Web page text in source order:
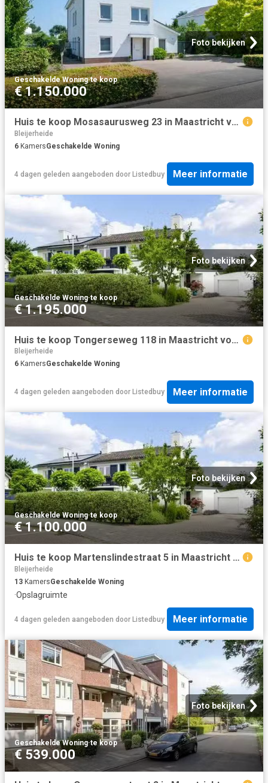
Foto bekijken
Geschakelde Woning·te koop
€ 1.150.000
Huis te koop Mosasaurusweg 23 in Maastricht voor € 1.150.000
Bleijerheide
6 KamersGeschakelde Woning
4 dagen geleden aangeboden door Listedbuy Meer informatie
Foto bekijken
Geschakelde Woning·te koop
€ 1.195.000
Huis te koop Tongerseweg 118 in Maastricht voor € 1.195.000
Bleijerheide
6 KamersGeschakelde Woning
4 dagen geleden aangeboden door Listedbuy Meer informatie
Foto bekijken
Geschakelde Woning·te koop
€ 1.100.000
Huis te koop Martenslindestraat 5 in Maastricht voor € 1.100.000
Bleijerheide
13 KamersGeschakelde Woning
·Opslagruimte
4 dagen geleden aangeboden door Listedbuy Meer informatie
Foto bekijken
Geschakelde Woning·te koop
€ 539.000